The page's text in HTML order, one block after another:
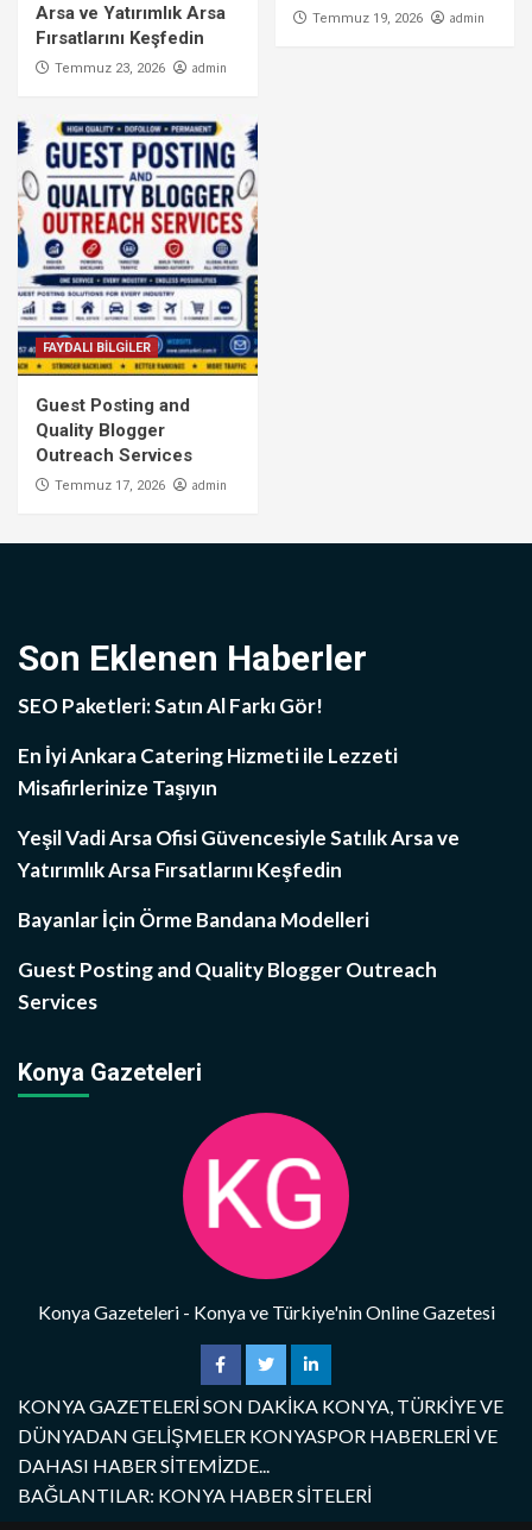
Arsa ve Yatırımlık Arsa
Fırsatlarını Keşfedin
Temmuz 23, 2026 admin
Temmuz 19, 2026 admin
FAYDALI BİLGİLER
Guest Posting and
Quality Blogger
Outreach Services
Temmuz 17, 2026 admin
Son Eklenen Haberler
SEO Paketleri: Satın Al Farkı Gör!
En İyi Ankara Catering Hizmeti ile Lezzeti
Misafirlerinize Taşıyın
Yeşil Vadi Arsa Ofisi Güvencesiyle Satılık Arsa ve
Yatırımlık Arsa Fırsatlarını Keşfedin
Bayanlar İçin Örme Bandana Modelleri
Guest Posting and Quality Blogger Outreach
Services
Konya Gazeteleri
Konya Gazeteleri - Konya ve Türkiye'nin Online Gazetesi
KONYA GAZETELERİ SON DAKİKA KONYA, TÜRKİYE VE
DÜNYADAN GELİŞMELER KONYASPOR HABERLERİ VE
DAHASI HABER SİTEMİZDE...
BAĞLANTILAR: KONYA HABER SİTELERİ